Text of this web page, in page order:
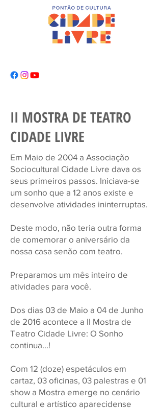
II MOSTRA DE TEATRO
CIDADE LIVRE
Em Maio de 2004 a Associação
Sociocultural Cidade Livre dava os
seus primeiros passos. Iniciava-se
um sonho que a 12 anos existe e
desenvolve atividades ininterruptas.
Deste modo, não teria outra forma
de comemorar o aniversário da
nossa casa senão com teatro.
Preparamos um mês inteiro de
atividades para você.
Dos dias 03 de Maio a 04 de Junho
de 2016 acontece a II Mostra de
Teatro Cidade Livre: O Sonho
continua...!
Com 12 (doze) espetáculos em
cartaz, 03 oficinas, 03 palestras e 01
show a Mostra emerge no cenário
cultural e artístico aparecidense